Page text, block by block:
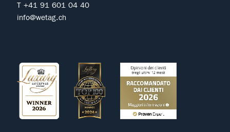
T +41 91 601 04 40
info@wetag.ch